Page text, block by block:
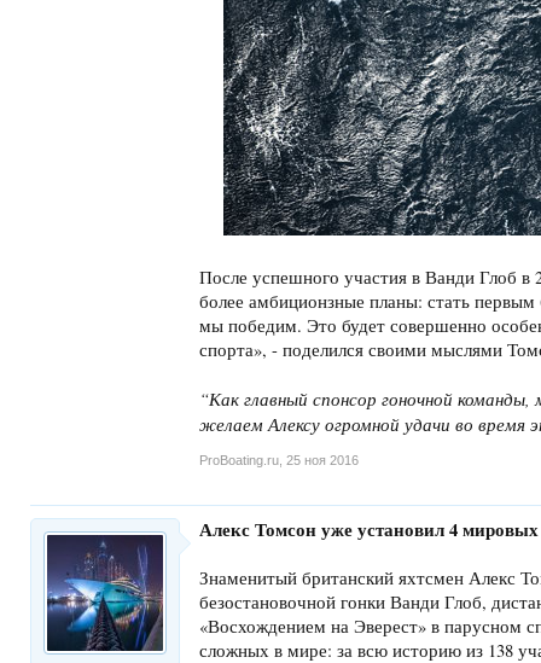
После успешного участия в Ванди Глоб в
более амбиционзные планы: стать
мы победим. Это будет совершенно
спорта», - поделился своими мыслями
“Как главный спонсор гоночной
желаем Алексу огромной удачи во время
ProBoating.ru 25 ноя 2016
Алекс Томсон уже установил 4
Знаменитый британский яхтсмен Алекс
безостановочной гонки Ванди Глоб,
«Восхождением на Эверест» в парусном
сложных в мире: за всю историю из 138